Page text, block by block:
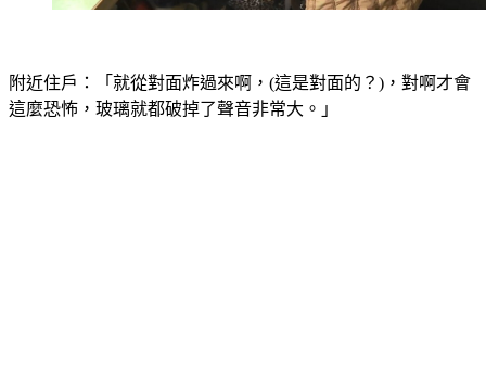
附近住戶：「就從對面炸過來啊，(這是對面的？)，對啊才會
這麼恐怖，玻璃就都破掉了聲音非常大。」